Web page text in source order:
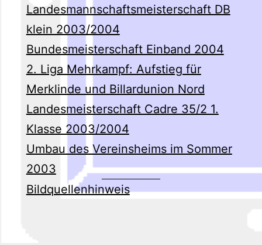
Landesmannschaftsmeisterschaft DB
klein 2003/2004
Bundesmeisterschaft Einband 2004
2. Liga Mehrkampf: Aufstieg für
Merklinde und Billardunion Nord
Landesmeisterschaft Cadre 35/2 1.
Klasse 2003/2004
Umbau des Vereinsheims im Sommer
2003
Bildquellenhinweis